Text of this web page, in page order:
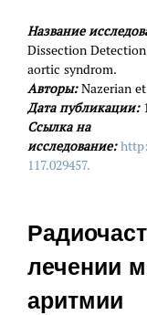
Название
Dissection
aortic syndrom.
Авторы:Nazerian
Дата публикации:
Ссылка на
исследование:
117.029457.
лечении
аритмии